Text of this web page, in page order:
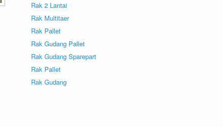
Rak 2 Lantai
Rak Multitaer
Rak Pallet
Rak Gudang Pallet
Rak Gudang Sparepart
Rak Pallet
Rak Gudang